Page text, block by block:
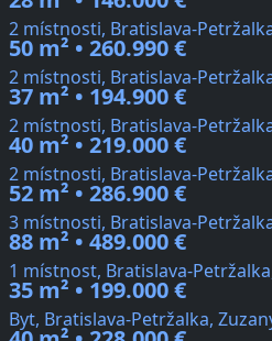
2 místnosti, Bratislava-
50 m² • 260.990 €
2 místnosti, Bratislava-
37 m² • 194.900 €
2 místnosti, Bratislava-
40 m² • 219.000 €
2 místnosti, Bratislava-
52 m² • 286.900 €
3 místnosti, Bratislava-
88 m² • 489.000 €
1 místnost, Bratislava-
35 m² • 199.000 €
Byt, Bratislava-Petržalka,